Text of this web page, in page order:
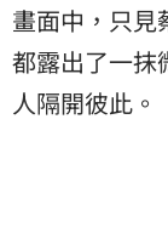
畫面中，只見
都露出了一抹
人隔開彼此。